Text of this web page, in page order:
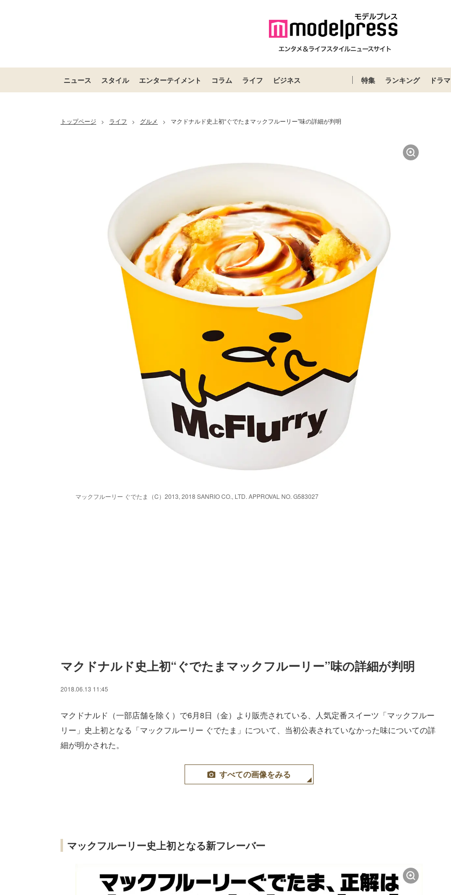
ニュース スタイル エンターテイメント コラム ライフ ビジネス 特集 ランキング ドラマ
トップページ > ライフ > グルメ > マクドナルド史上初“ぐでたまマックフルーリー”味の詳細が判明
マックフルーリー ぐでたま（C）2013, 2018 SANRIO CO., LTD. APPROVAL NO. G583027
マクドナルド史上初“ぐでたまマックフルーリー”味の詳細が判明
2018.06.13 11:45
マクドナルド（一部店舗を除く）で6月8日（金）より販売されている、人気定番スイーツ「マックフルー
リー」史上初となる「マックフルーリー ぐでたま」について、当初公表されていなかった味についての詳
細が明かされた。
すべての画像をみる
マックフルーリー史上初となる新フレーバー